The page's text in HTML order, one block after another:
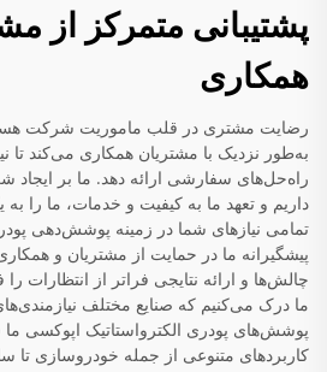
پشتیبانی متمرکز از
همکاری
رضایت مشتری در قلب ماموریت شرکت
به‌طور نزدیک با مشتریان همکاری می‌کند تا
راه‌حل‌های سفارشی ارائه دهد. ما بر ایجاد
داریم و تعهد ما به کیفیت و خدمات، ما را
تمامی نیازهای شما در زمینه پوشش‌دهی
پیشگیرانه ما در حمایت از مشتریان و
چالش‌ها و ارائه نتایجی فراتر از انتظارات
ما درک می‌کنیم که صنایع مختلف
پوشش‌های پودری الکترواستاتیک اپوکسی
کاربردهای متنوعی از جمله خودروسازی تا